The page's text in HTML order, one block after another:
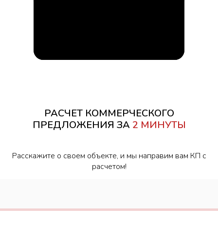
РАСЧЕТ КОММЕРЧЕСКОГО
ПРЕДЛОЖЕНИЯ ЗА 2 МИНУТЫ
Расскажите о своем объекте, и мы направим вам КП с
расчетом!